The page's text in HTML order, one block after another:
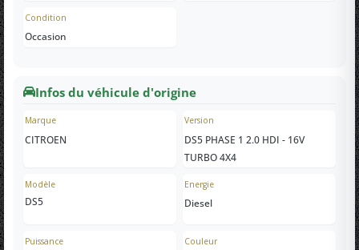
Condition
Occasion
Infos du véhicule d'origine
Marque
CITROEN
Version
DS5 PHASE 1 2.0 HDI - 16V
TURBO 4X4
Modèle
DS5
Energie
Diesel
Puissance Couleur